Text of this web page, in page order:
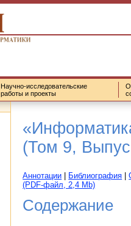
Научно-исследовательские
работы и проекты
(Том 9,
Аннотации | Библиография |
(PDF-файл, 2,4 Mb)
Содержание